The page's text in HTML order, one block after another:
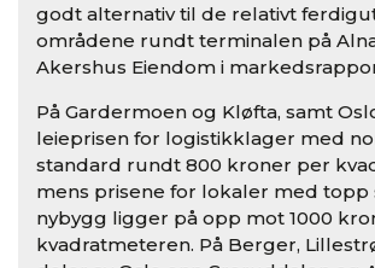
godt alternativ til de relativt
områdene rundt terminalen på
Akershus Eiendom i
På Gardermoen og Kløfta, samt
leieprisen for logistikklager med
standard rundt 800 kroner per
mens prisene for lokaler med topp
nybygg ligger på opp mot 1000
kvadratmeteren. På Berger,